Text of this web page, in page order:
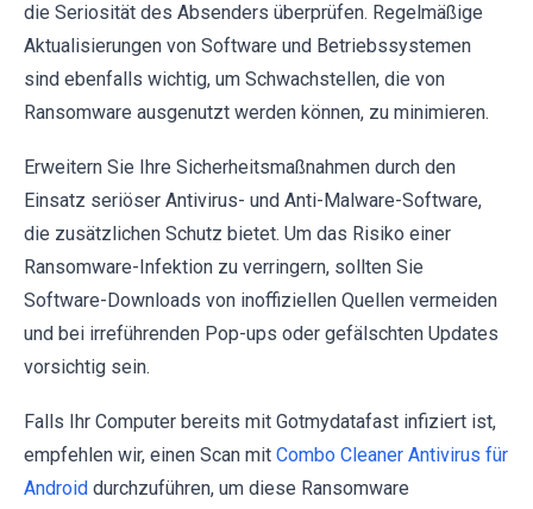
die Seriosität des Absenders überprüfen. Regelmäßige
Aktualisierungen von Software und Betriebssystemen
sind ebenfalls wichtig, um Schwachstellen, die von
Ransomware ausgenutzt werden können, zu minimieren.
Erweitern Sie Ihre Sicherheitsmaßnahmen durch den
Einsatz seriöser Antivirus- und Anti-Malware-Software,
die zusätzlichen Schutz bietet. Um das Risiko einer
Ransomware-Infektion zu verringern, sollten Sie
Software-Downloads von inoffiziellen Quellen vermeiden
und bei irreführenden Pop-ups oder gefälschten Updates
vorsichtig sein.
Falls Ihr Computer bereits mit Gotmydatafast infiziert ist,
empfehlen wir, einen Scan mit Combo Cleaner Antivirus für
Android durchzuführen, um diese Ransomware